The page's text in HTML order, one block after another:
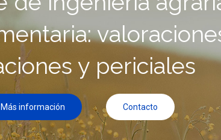
Más información Contacto